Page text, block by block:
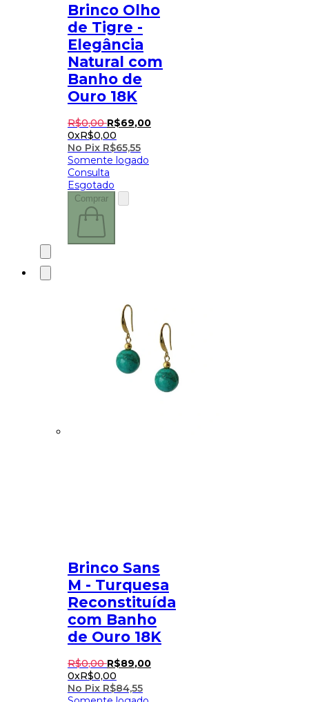
Brinco Olho
de Tigre -
Elegância
Natural com
Banho de
Ouro 18K
R$0,00 R$69,00
0xR$0,00
No Pix R$65,55
Somente logado
Consulta
Esgotado
Comprar
Brinco Sans
M - Turquesa
Reconstituída
com Banho
de Ouro 18K
R$0,00 R$89,00
0xR$0,00
No Pix R$84,55